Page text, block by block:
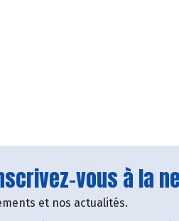
vous à la
et nos actualités.